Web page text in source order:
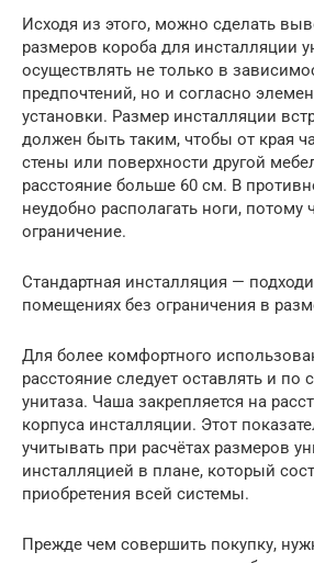
Исходя из этого, можно сделать
размеров короба для инсталляции
осуществлять не только в
предпочтений, но и согласно
установки. Размер инсталляции
должен быть таким, чтобы от края
стены или поверхности другой
расстояние больше 60 см. В
неудобно располагать ноги, потому
ограничение.
Стандартная инсталляция —
помещениях без ограничения в
Для более комфортного
расстояние следует оставлять и по
унитаза. Чаша закрепляется на
корпуса инсталляции. Этот
учитывать при расчётах размеров
инсталляцией в плане, который
приобретения всей системы.
Прежде чем совершить покупку,